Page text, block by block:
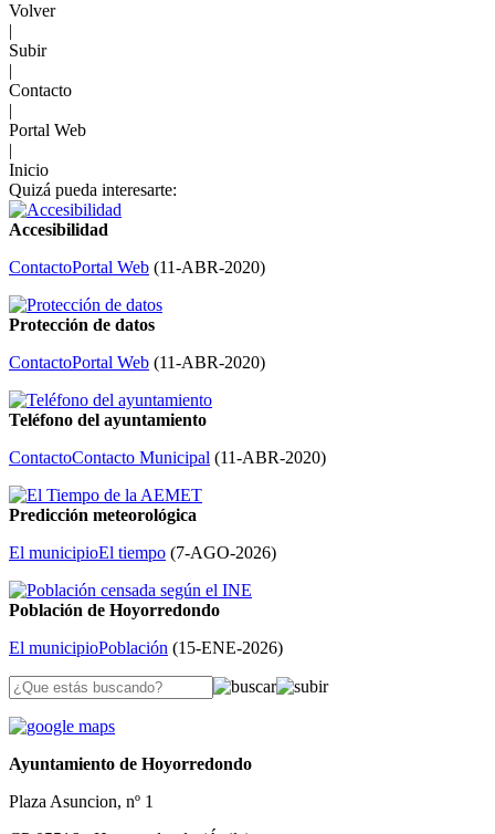
Volver
|
Subir
|
Contacto
|
Portal Web
|
Inicio
Quizá pueda interesarte:
Accesibilidad
ContactoPortal Web (11-ABR-2020)
Protección de datos
ContactoPortal Web (11-ABR-2020)
Teléfono del ayuntamiento
ContactoContacto Municipal (11-ABR-2020)
Predicción meteorológica
El municipioEl tiempo (7-AGO-2026)
Población de Hoyorredondo
El municipioPoblación (15-ENE-2026)
Ayuntamiento de Hoyorredondo
Plaza Asuncion, nº 1